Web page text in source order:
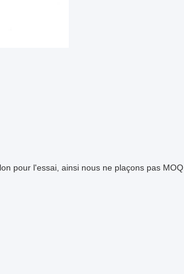
pour l'essai, ainsi nous ne plaçons pas MOQ.